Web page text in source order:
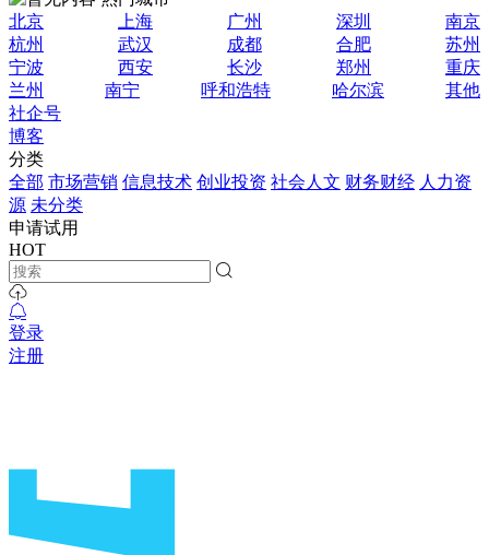
北京
上海 广州 深圳
南京
杭州
武汉 成都 合肥
苏州
宁波
西安 长沙 郑州
重庆
兰州
南宁 呼和浩特 哈尔滨
其他
社企号
博客
分类
全部 市场营销 信息技术 创业投资 社会人文 财务财经 人力资
源 未分类
申请试用
HOT
登录
注册